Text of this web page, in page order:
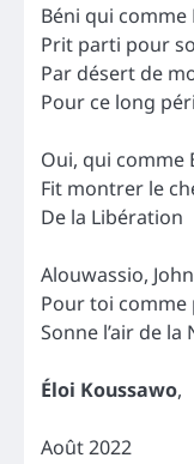
Béni qui comme
Prit parti pour
Par désert de
Pour ce long
Oui, qui comme
Fit montrer le
De la Libération
Alouwassio,
Pour toi
Sonne l’air de la
Éloi Koussawo,
Août 2022